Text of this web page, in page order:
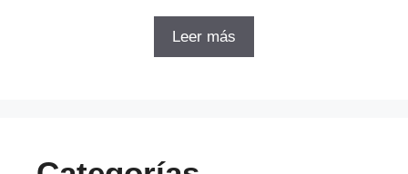
originalactual
Leer más